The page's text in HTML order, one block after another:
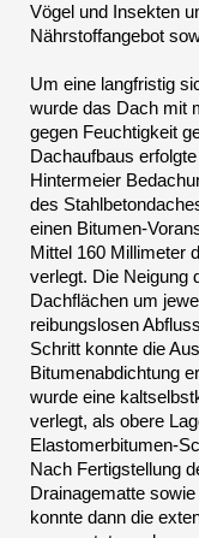
Vögel und Insekten
Nährstoffangebot
Um eine langfristig
wurde das Dach mit
gegen Feuchtigkeit
Dachaufbaus
Hintermeier
des
einen Bitumen-
Mittel 160 Millimeter
verlegt. Die Neigung
Dachflächen um
reibungslosen
Schritt konnte die
Bitumenabdichtung
wurde eine
verlegt, als obere
Elastomerbitumen-
Nach Fertigstellung
Drainagematte
konnte dann die